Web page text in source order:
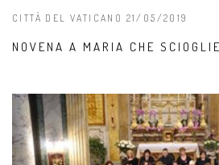
CITTÀ DEL VATICANO 21/05/2019
NOVENA A MARIA CHE